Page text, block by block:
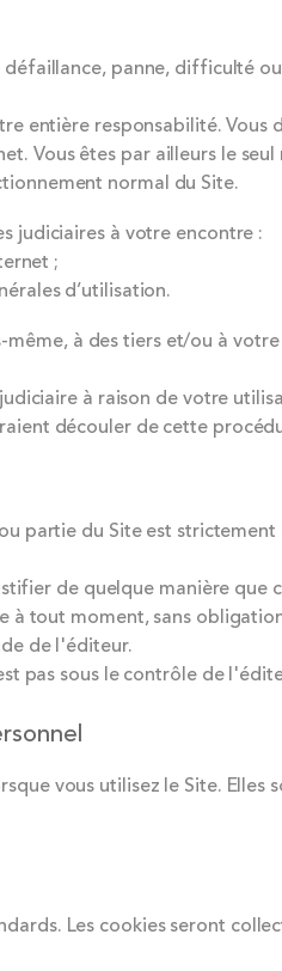
panne, difficulté
entière responsabilité.
Vous êtes par ailleurs le
normal du Site.
judiciaires à votre encontre :
;
d’utilisation.
à des tiers et/ou à
à raison de votre
découler de cette
partie du Site est
de quelque manière
à tout moment, sans
de l'éditeur.
pas sous le contrôle de
vous utilisez le Site.
Les cookies seront